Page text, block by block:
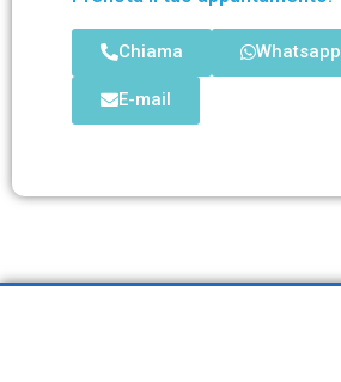
Chiama Whatsapp
E-mail